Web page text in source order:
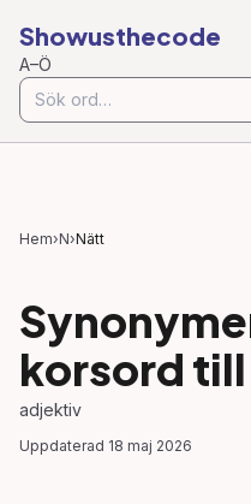
Showusthecode
A–Ö
Hem›N›Nätt
korsord till
adjektiv
Uppdaterad 18 maj 2026